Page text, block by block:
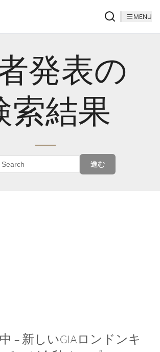
MENU
発表の
索結果
進む
– 新しいGIAロンドンキ